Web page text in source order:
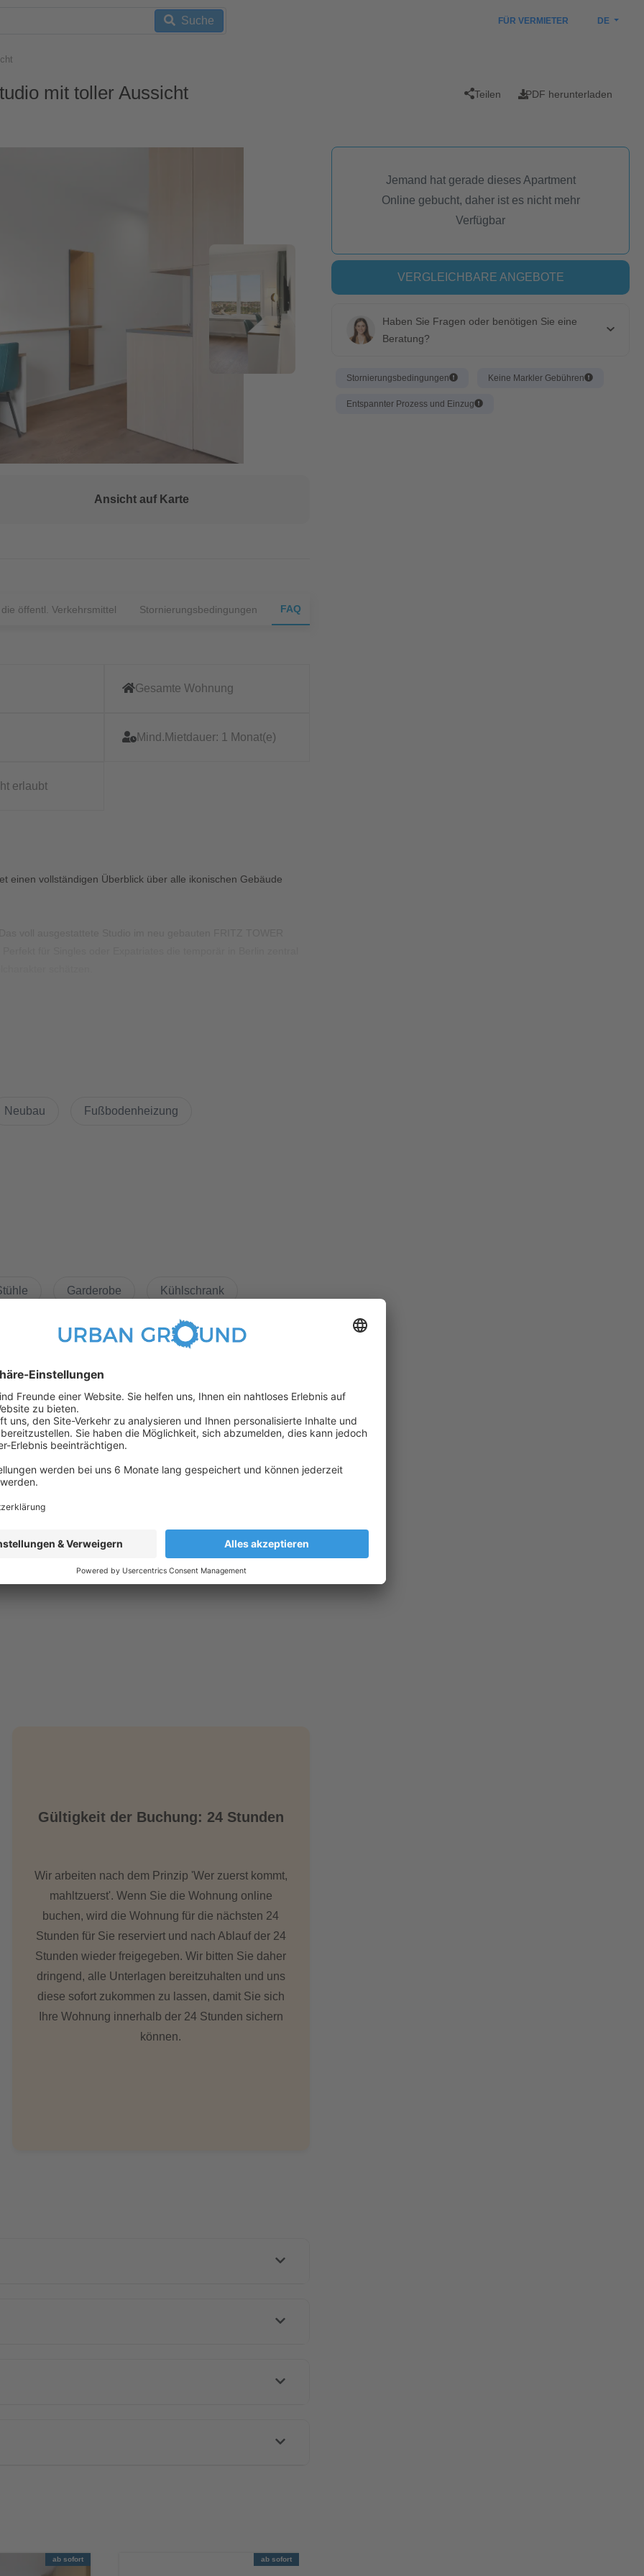
Suche FÜR VERMIETER DE
mit toller Aussicht Teilen PDF herunterladen
Ansicht auf Karte
öffentl. Verkehrsmittel Stornierungsbedingungen FAQ
Gesamte Wohnung
Mind.Mietdauer: 1 Monat(e)
erlaubt
einen vollständigen Überblick über alle ikonischen Gebäude
gehören zu den integrierten Angeboten des Hauses. Im
nimmt Ihnen viele Pflichten des Alltags ab und schenkt Ihnen
mit seinen Parkanlagen, dem Berlin-Spandauer-Schifffahrtskanal
Rückzugsort am Puls der Hauptstadt.
Neubau Fußbodenheizung
Garderobe Kühlschrank
(in 1000 meter umkreis)
Gültigkeit der Buchung: 24 Stunden
Wir arbeiten nach dem Prinzip 'Wer zuerst kommt,
mahltzuerst'. Wenn Sie die Wohnung online
buchen, wird die Wohnung für die nächsten 24
Stunden für Sie reserviert und nach Ablauf der 24
Stunden wieder freigegeben. Wir bitten Sie daher
dringend, alle Unterlagen bereitzuhalten und uns
diese sofort zukommen zu lassen, damit Sie sich
Ihre Wohnung innerhalb der 24 Stunden sichern
können.
ab sofort ab sofort
Jemand hat gerade dieses Apartment
Online gebucht, daher ist es nicht mehr
Verfügbar
VERGLEICHBARE ANGEBOTE
Haben Sie Fragen oder benötigen Sie eine
Beratung?
Stornierungsbedingungen Keine Markler Gebühren
Entspannter Prozess und Einzug